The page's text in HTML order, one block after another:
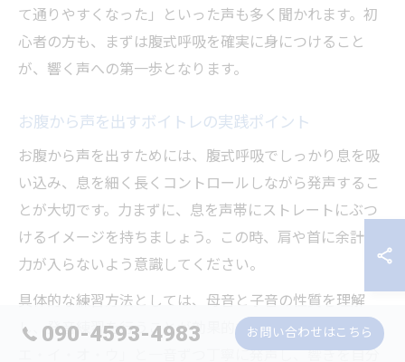
て通りやすくなった」といった声も多く聞かれます。初
心者の方も、まずは腹式呼吸を確実に身につけること
が、響く声への第一歩となります。
お腹から声を出すボイトレの実践ポイント
お腹から声を出すためには、腹式呼吸でしっかり息を吸
い込み、息を細く長くコントロールしながら発声するこ
とが大切です。力まずに、息を声帯にストレートにぶつ
けるイメージを持ちましょう。この時、肩や首に余計な
力が入らないよう意識してください。
具体的な練習方法としては、母音と子音の性質を理解
し、発音練習を行うことが効果的です。例えば「ア・
エ・イ・オ・ウ」と一音ずつ丁寧に発声し、響きを自分
090-4593-4983 お問い合わせはこちら